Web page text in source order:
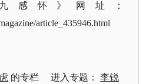
感怀》网址：
article_435946.html
的专栏 进入专题：李锐